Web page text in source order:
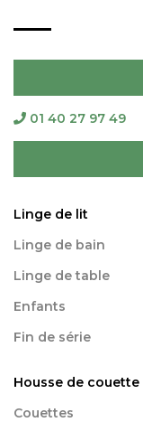
01 40 27 97 49
Linge de lit
Linge de bain
Linge de table
Enfants
Fin de série
Housse de couette
Couettes